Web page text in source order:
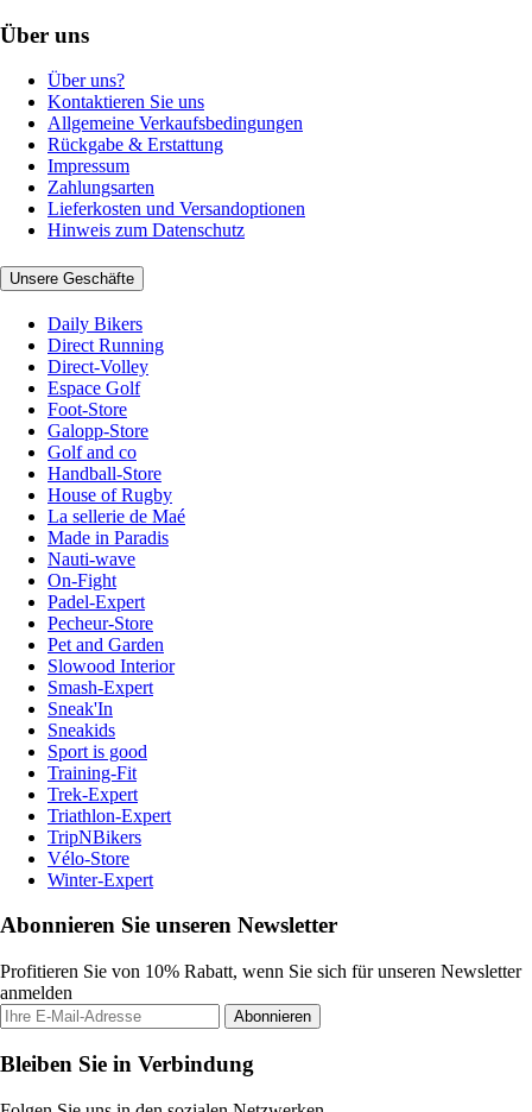
Über uns
Über uns?
Kontaktieren Sie uns
Allgemeine Verkaufsbedingungen
Rückgabe & Erstattung
Impressum
Zahlungsarten
Lieferkosten und Versandoptionen
Hinweis zum Datenschutz
Unsere Geschäfte
Daily Bikers
Direct Running
Direct-Volley
Espace Golf
Foot-Store
Galopp-Store
Golf and co
Handball-Store
House of Rugby
La sellerie de Maé
Made in Paradis
Nauti-wave
On-Fight
Padel-Expert
Pecheur-Store
Pet and Garden
Slowood Interior
Smash-Expert
Sneak'In
Sneakids
Sport is good
Training-Fit
Trek-Expert
Triathlon-Expert
TripNBikers
Vélo-Store
Winter-Expert
Abonnieren Sie unseren Newsletter
Profitieren Sie von 10% Rabatt, wenn Sie sich für unseren Newsletter
anmelden
Abonnieren
Bleiben Sie in Verbindung